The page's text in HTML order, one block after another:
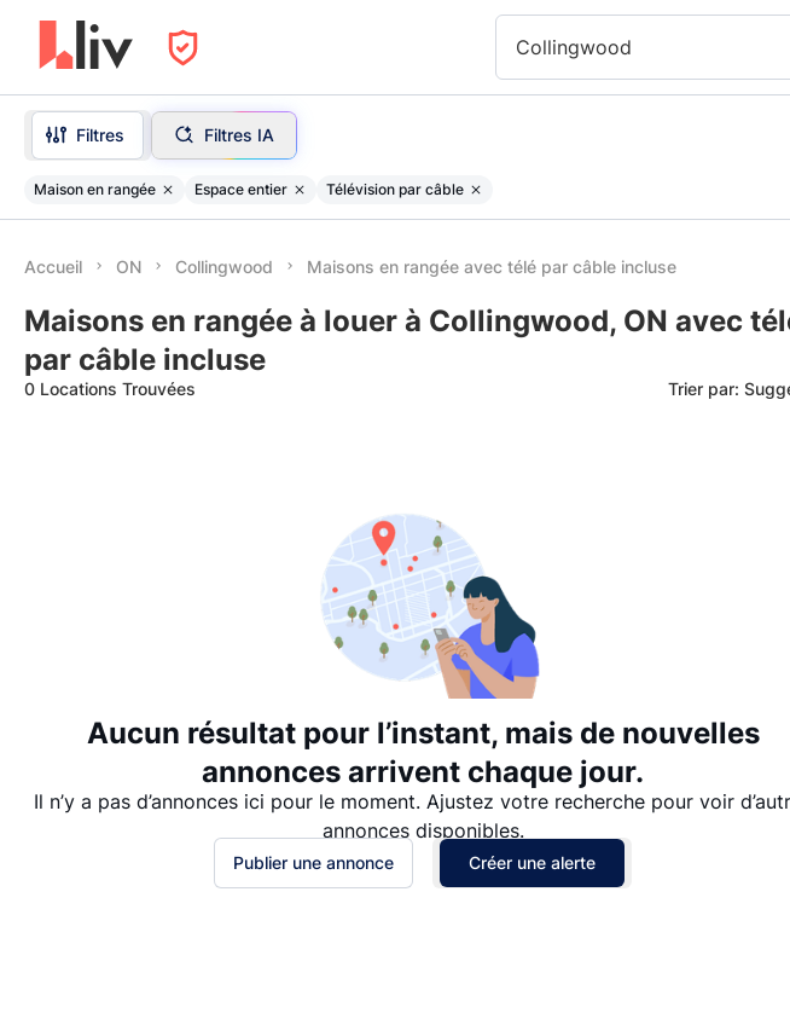
Collingwood
Filtres Filtres IA
Maison en rangée Espace entier Télévision par câble
Accueil ON Collingwood Maisons en rangée avec télé par câble incluse
Maisons en rangée à louer à Collingwood, ON avec
par câble incluse
0 Locations Trouvées Trier par:
Aucun résultat pour l’instant, mais de nouvelles
annonces arrivent chaque jour.
Il n’y a pas d’annonces ici pour le moment. Ajustez votre recherche pour voir
annonces disponibles.
Publier une annonce Créer une alerte